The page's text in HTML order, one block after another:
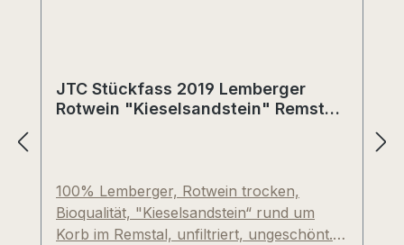
JTC Stückfass 2019 Lemberger
Rotwein "Kieselsandstein" Remstal,
100% Lemberger, Rotwein trocken,
Bioqualität, "Kieselsandstein“ rund um
Korb im Remstal, unfiltriert, ungeschönt.